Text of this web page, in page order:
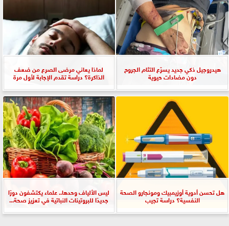
هيدروجيل ذكي جديد يسرّع التئام الجروح
دون مضادات حيوية
لماذا يعاني مرضى الصرع من ضعف
الذاكرة؟ دراسة تقدم الإجابة لأول مرة
هل تحسن أدوية أوزيمبيك ومونجارو الصحة
النفسية؟ دراسة تجيب
ليس الألياف وحدها.. علماء يكتشفون دورًا
جديدًا للبروتينات النباتية في تعزيز صحة...